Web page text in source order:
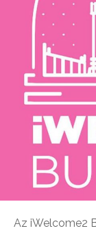
Az iWelcome2